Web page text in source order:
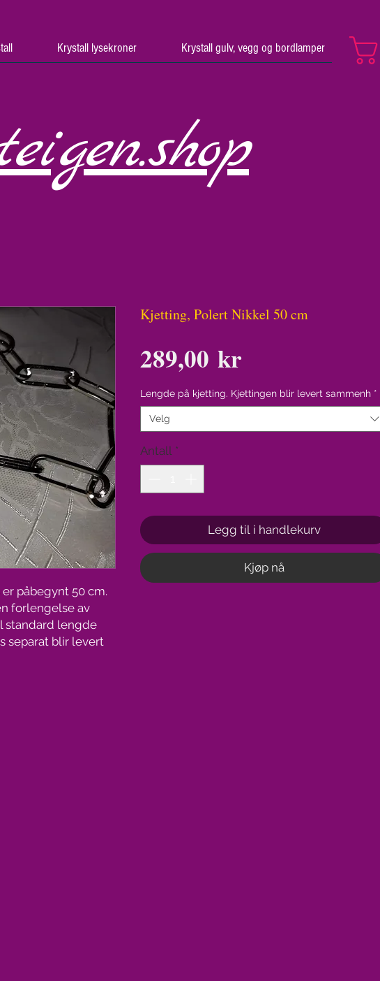
Krystall lysekroner Krystall gulv, vegg og bordlamper
påbegynt 50 cm.
forlengelse av
standard lengde
separat blir levert
Kjetting, Polert Nikkel 50 cm
289,00 krPris
Lengde på kjetting. Kjettingen blir levert sammenh *
Velg
Antall *
Legg til i handlekurv
Kjøp nå